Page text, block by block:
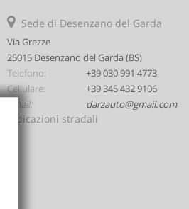
Sede di Desenzano del Garda
Via Grezze
25015 Desenzano del Garda (BS)
Telefono:
+39 030 991 4773
Cellulare:
+39 345 432 9106
Email:
darzauto@gmail.com
Indicazioni stradali